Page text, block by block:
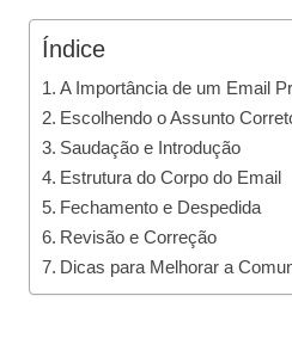
Índice
A Importância de um Email
Escolhendo o Assunto
Saudação e Introdução
Estrutura do Corpo do Email
Fechamento e Despedida
Revisão e Correção
Dicas para Melhorar a